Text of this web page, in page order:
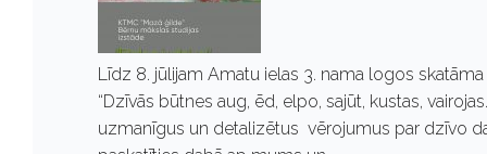
Līdz 8. jūlijam Amatu ielas 3. nama logos skatāma
“Dzīvās būtnes aug, ēd, elpo, sajūt, kustas,
uzmanīgus un detalizētus vērojumus par dzīvo